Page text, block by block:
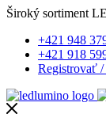
Široký sortiment
+421 948
+421 918
Registrovať /